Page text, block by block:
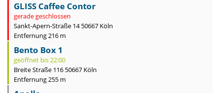
GLISS Caffee Contor
gerade geschlossen
Sankt-Apern-Straße 14 50667 Köln
Entfernung 216 m
Bento Box 1
geöffnet bis 22:00
Breite Straße 116 50667 Köln
Entfernung 255 m